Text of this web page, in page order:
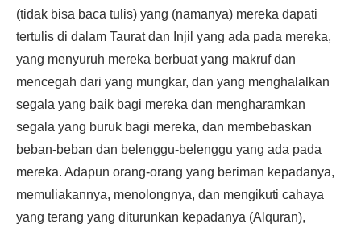
(tidak bisa baca tulis) yang (namanya) mereka dapati
tertulis di dalam Taurat dan Injil yang ada pada mereka,
yang menyuruh mereka berbuat yang makruf dan
mencegah dari yang mungkar, dan yang menghalalkan
segala yang baik bagi mereka dan mengharamkan
segala yang buruk bagi mereka, dan membebaskan
beban-beban dan belenggu-belenggu yang ada pada
mereka. Adapun orang-orang yang beriman kepadanya,
memuliakannya, menolongnya, dan mengikuti cahaya
yang terang yang diturunkan kepadanya (Alquran),